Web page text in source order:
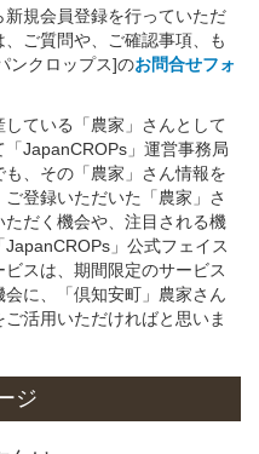
新規会員登録を行っていただ
ご質問や、ご確認事項、も
ンクロップス]のお問合せフォ
ている「農家」さんとして
JapanCROPs」運営事務局
、その「農家」さん情報を
登録いただいた「農家」さ
だく機会や、注目される機
」公式フェイス
スは、期間限定のサービス
に、「倶知安町」農家さん
活用いただければと思いま
ジ